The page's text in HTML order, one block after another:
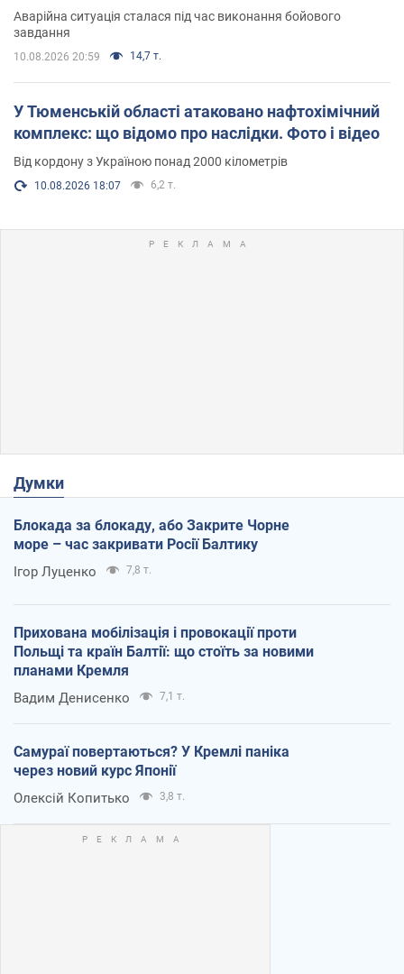
Аварійна ситуація сталася під час виконання бойового
завдання
10.08.2026 20:59 14,7 т.
У Тюменській області атаковано нафтохімічний
комплекс: що відомо про наслідки. Фото і відео
Від кордону з Україною понад 2000 кілометрів
10.08.2026 18:07 6,2 т.
Думки
Блокада за блокаду, або Закрите Чорне
море – час закривати Росії Балтику
Ігор Луценко 7,8 т.
Прихована мобілізація і провокації проти
Польщі та країн Балтії: що стоїть за новими
планами Кремля
Вадим Денисенко 7,1 т.
Самураї повертаються? У Кремлі паніка
через новий курс Японії
Олексій Копитько 3,8 т.